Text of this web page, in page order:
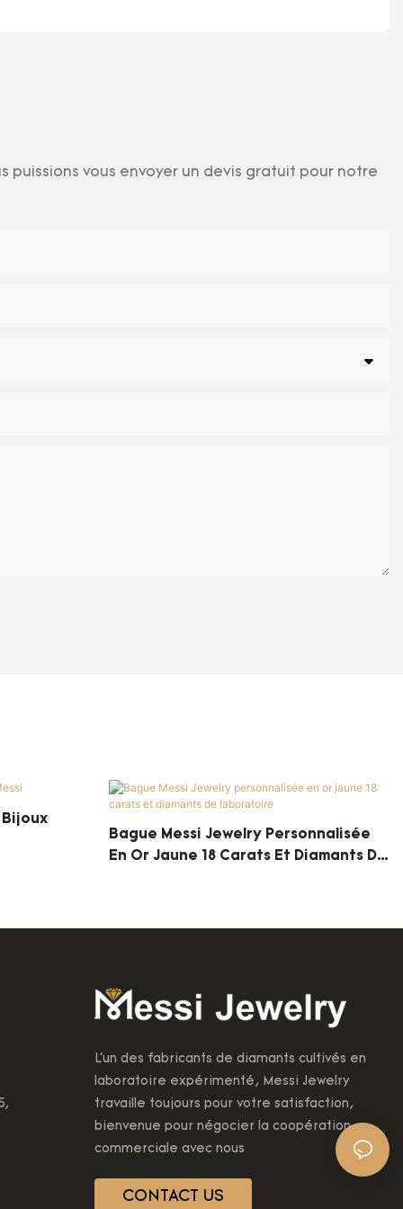
vous envoyer un devis gratuit pour notre
Bijoux
Bague Messi Jewelry Personnalisée
En Or Jaune 18 Carats Et Diamants De
L'un des fabricants de diamants cultivés en
laboratoire expérimenté, Messi Jewelry
travaille toujours pour votre satisfaction,
bienvenue pour négocier la coopération
commerciale avec nous
CONTACT US